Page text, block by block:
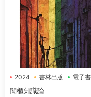
2024 書林出版 電子書
闇櫃知識論